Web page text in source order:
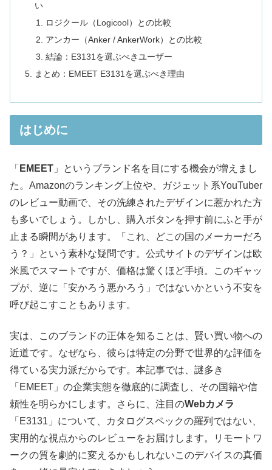
い
ロジクール（Logicool）との比較
アンカー（Anker / AnkerWork）との比較
結論：E3131を選ぶべきユーザー
まとめ：EMEET E3131を選ぶべき理由
はじめに
「 EMEET 」というブランド名を目にする機会が増えまし
た。Amazonのランキング上位や、ガジェット系YouTuber
のレビュー動画で、その洗練されたデザインに惹かれた方
も多いでしょう。しかし、購入ボタンを押す前にふと手が
止まる瞬間があります。「これ、どこの国のメーカーだろ
う？」という素朴な疑問です。公式サイトのデザインは欧
米風でスマートですが、価格は驚くほど手頃。このギャッ
プが、逆に「安かろう悪かろう」ではないかという不安を
呼び起こすこともあります。
実は、このブランドの正体を知ることは、賢い買い物への
近道です。なぜなら、彼らは特定の分野で世界的な評価を
得ている実力派だからです。本記事では、謎多き
「EMEET」の企業実態を徹底的に調査し、その国籍や信
頼性を明らかにします。さらに、注目のWebカメラ
「E3131」について、カタログスペックの羅列ではない、
実用的な視点からのレビューをお届けします。リモートワ
ークの質を劇的に変えるかもしれないこのデバイスの真価